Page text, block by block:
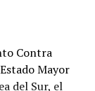
Contra
Mayor
del Sur, el